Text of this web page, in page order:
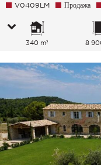
V0409LM Продажа
340 m² 8